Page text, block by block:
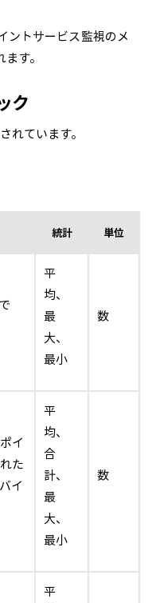
ントサービス監視のメ
す。
ク
れています。
統計 単位
平
均、
最
大、
最小
数
イ
た
イ
平
均、
合
計、
最
大、
最小
数
平